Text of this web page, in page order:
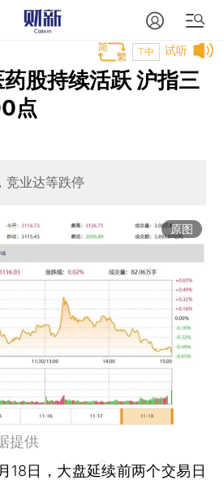
试听
T中
股持续活跃 沪指三
点
竞业达等跌停
原图
提供
18日，大盘延续前两个交易日